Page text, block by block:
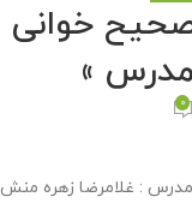
خوانی
مدرس »
0
مدرس : غلامرضا زهره منش